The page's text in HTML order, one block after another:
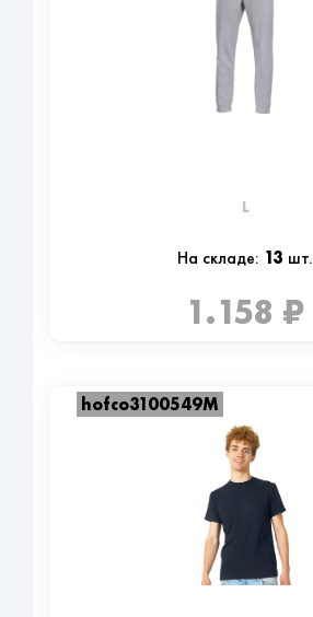
L
На складе: 13 шт.
1.158 ₽
hofco3100549M